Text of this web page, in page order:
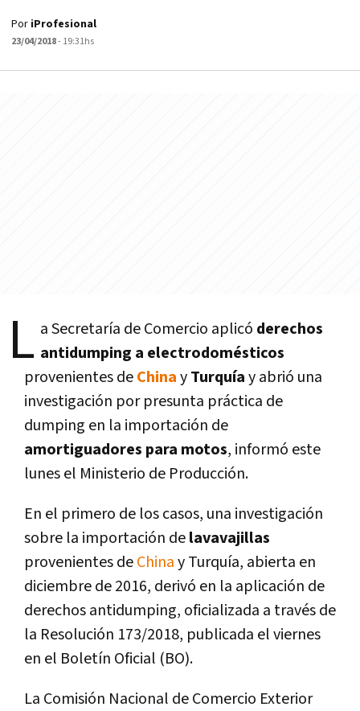
Por iProfesional
23/04/2018- 19:31hs
L a Secretarí­a de Comercio aplicó derechos
antidumping a electrodomésticos
provenientes deChinayTurquí­ay abrió una
investigación por presunta práctica de
dumping en la importación de
amortiguadores para motos, informó este
lunes el Ministerio de Producción.
En el primero de los casos, una investigación
sobre la importación delavavajillas
provenientes deChinay Turquí­a, abierta en
diciembre de 2016, derivó en la aplicación de
derechos antidumping, oficializada a través de
la Resolución 173/2018, publicada el viernes
en el Boletí­n Oficial (BO).
La Comisión Nacional de Comercio Exterior